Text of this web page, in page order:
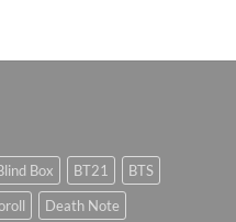
Box BT21
BTS
Death Note